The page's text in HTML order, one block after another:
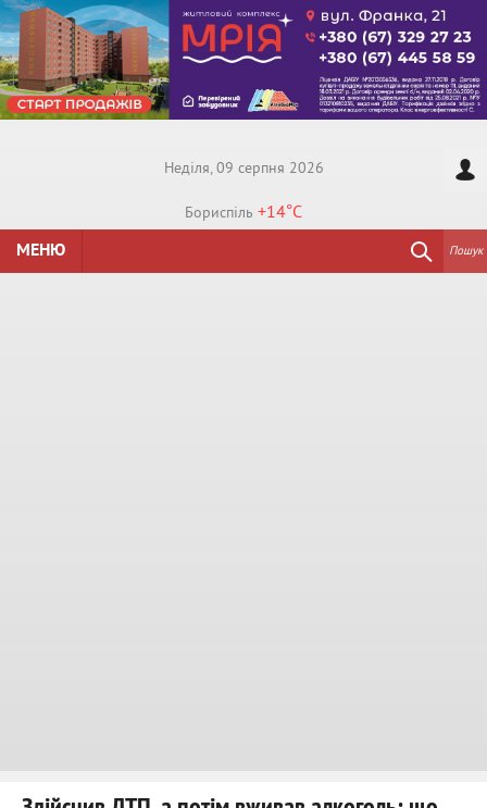
Недiля, 09 серпня 2026
Бориспiль +14°C
МЕНЮ
Пошук